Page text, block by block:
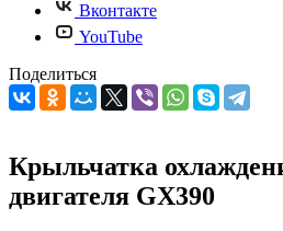
Вконтакте
YouTube
Поделиться
Крыльчатка
двигателя GX390